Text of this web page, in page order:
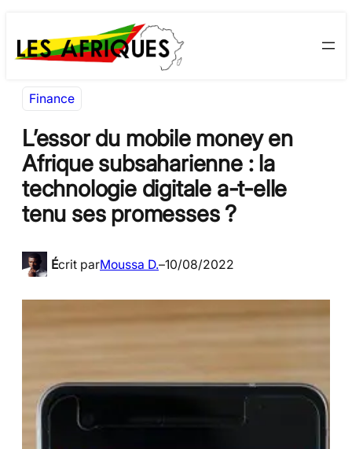
au
contenu
to
content
Finance
L’essor du mobile money en
Afrique subsaharienne : la
technologie digitale a-t-elle
tenu ses promesses ?
Écrit parMoussa D.–10/08/2022